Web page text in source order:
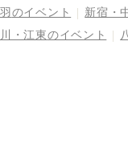
のイベント 新宿・
・江東のイベント